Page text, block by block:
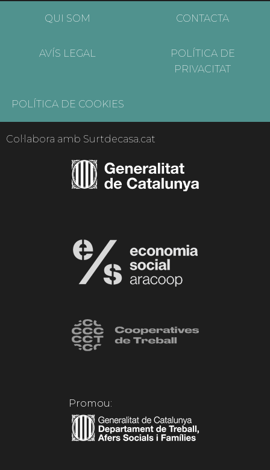
QUI SOM CONTACTA
AVÍS LEGAL
POLÍTICA DE
PRIVACITAT
POLÍTICA DE COOKIES
Col·labora amb Surtdecasa.cat
Promou: